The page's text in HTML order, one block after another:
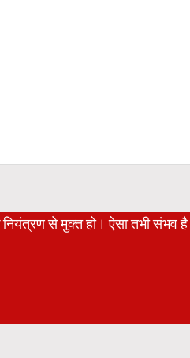
नियंत्रण से मुक्त हो। ऐसा तभी